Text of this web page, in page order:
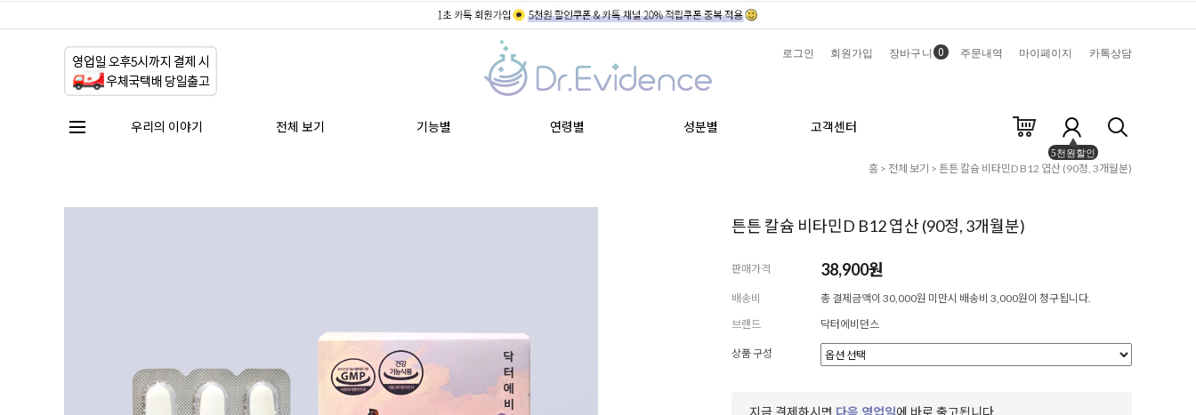
로그인 회원가입 장바구니 0 주문내역 마이페이지 카톡상담
우리의 이야기 전체 보기 기능별 연령별 성분별 고객센터
5천원할인
홈 > 전체 보기 > 튼튼 칼슘 비타민D B12 엽산 (90정, 3개월분)
튼튼 칼슘 비타민D B12 엽산 (90정, 3개월분)
판매가격 38,900원
배송비
총 결제금액이 30,000원 미만시 배송비 3,000원이 청구됩니다.
브랜드
닥터에비던스
상품 구성
지금 결제하시면 다음 영업일에 바로 출고됩니다.